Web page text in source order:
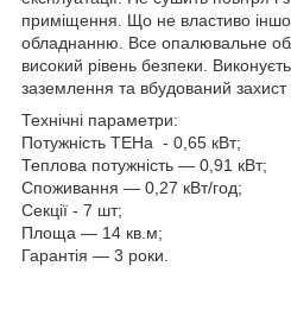
приміщення. Що не властиво
обладнанню. Все опалювальне
високий рівень безпеки.
заземлення та вбудований захист
Технічні параметри:
Потужність ТЕНа - 0,65 кВт;
Теплова потужність — 0,91 кВт;
Споживання — 0,27 кВт/год;
Секції - 7 шт;
Площа — 14 кв.м;
Гарантія — 3 роки.